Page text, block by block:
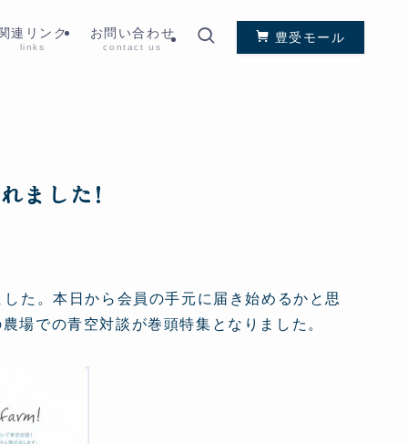
連リンク
links
お問い合わせ
contact us
豊受モール
ました!
た。本日から会員の手元に届き始めるかと思
場での青空対談が巻頭特集となりました。